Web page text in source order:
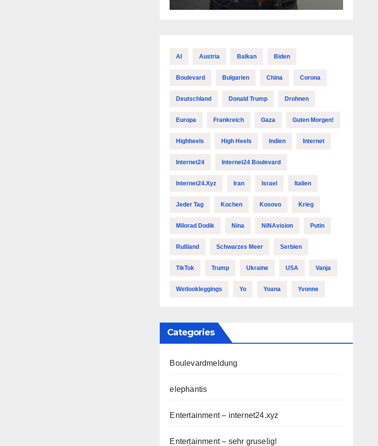
AI Austria Balkan Biden
Boulevard Bulgarien China Corona
Deutschland Donald Trump Drohnen
Europa Frankreich Gaza Guten Morgen!
Highheels High Heels Indien Internet
Internet24 Internet24 Boulevard
Internet24.xyz Iran Israel Italien
Jeder Tag Kochen Kosovo Krieg
Milorad Dodik Nina NiNAvision Putin
Rußland Schwarzes Meer Serbien
TikTok Trump Ukraine USA Vanja
Wetlookleggings Yo Yoana Yvonne
Categories
Boulevardmeldung
elephantis
Entertainment – internet24.xyz
Entertainment – sehr gruselig!